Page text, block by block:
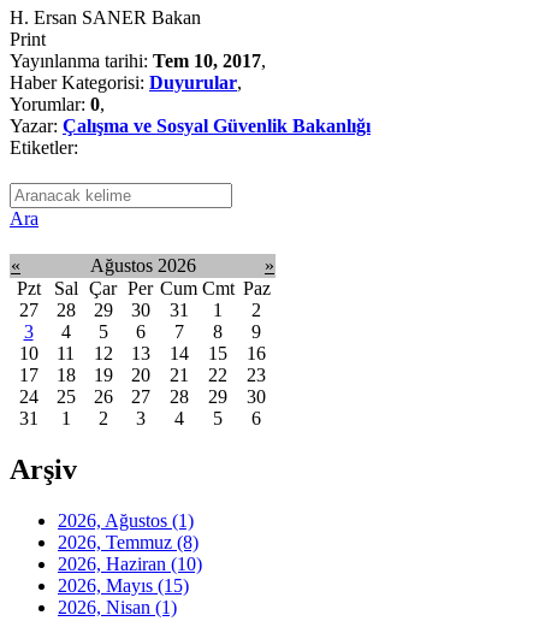
H. Ersan SANER Bakan
Print
Yayınlanma tarihi: Tem 10, 2017,
Haber Kategorisi: Duyurular,
Yorumlar: 0,
Yazar: Çalışma ve Sosyal Güvenlik Bakanlığı
Etiketler:
Ara
« Ağustos 2026
»
Pzt
Sal Çar Per Cum Cmt Paz
27
28 29 30 31 1
2
3
4 5 6 7 8
9
10
11 12 13 14 15
16
17
18 19 20 21 22
23
24
25 26 27 28 29
30
31
1 2 3 4 5 6
Arşiv
2026, Ağustos (1)
2026, Temmuz (8)
2026, Haziran (10)
2026, Mayıs (15)
2026, Nisan (1)